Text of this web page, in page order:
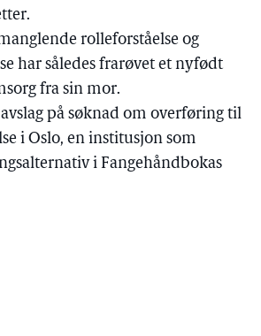
rolleforståelse og
har således frarøvet et nyfødt
fra sin mor.
på søknad om overføring til
i Oslo, en institusjon som
i Fangehåndbokas